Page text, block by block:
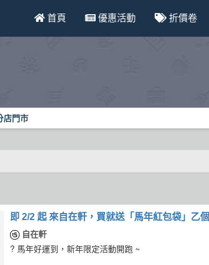
首頁 優惠活動 折價卷
店門市
即 2/2 起 來自在軒，買就送「馬年紅包袋」乙個
自在軒
? 馬年好運到，新年限定活動開跑 ~